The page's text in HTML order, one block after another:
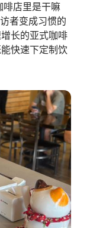
啡店里是干嘛
者变成习惯的
长的亚式咖啡
快速下定制饮